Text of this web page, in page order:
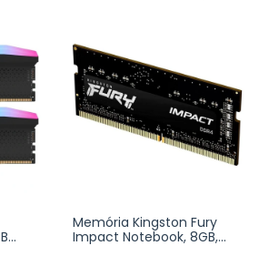
Memória Kingston Fury
Impact Notebook, 8GB,